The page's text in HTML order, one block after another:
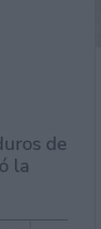
de
la